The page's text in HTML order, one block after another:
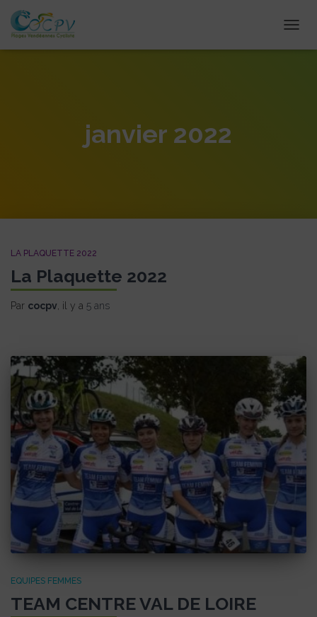
janvier 2022
LA PLAQUETTE 2022
La Plaquette 2022
Par cocpv , il y a 5 ans
EQUIPES FEMMES
TEAM CENTRE VAL DE LOIRE